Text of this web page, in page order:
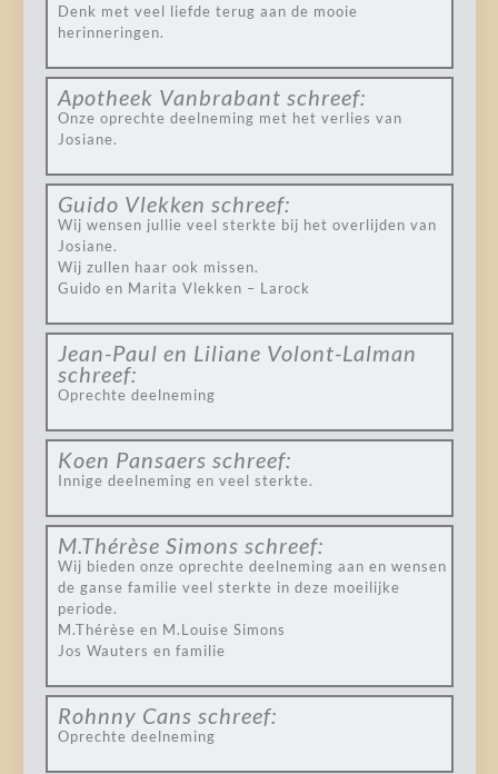
Denk met veel liefde terug aan de mooie
herinneringen.
Apotheek Vanbrabant schreef:
Onze oprechte deelneming met het verlies van
Josiane.
Guido Vlekken schreef:
Wij wensen jullie veel sterkte bij het overlijden van
Josiane.
Wij zullen haar ook missen.
Guido en Marita Vlekken – Larock
Jean-Paul en Liliane Volont-Lalman
schreef:
Oprechte deelneming
Koen Pansaers schreef:
Innige deelneming en veel sterkte.
M.Thérèse Simons schreef:
Wij bieden onze oprechte deelneming aan en wensen
de ganse familie veel sterkte in deze moeilijke
periode.
M.Thérèse en M.Louise Simons
Jos Wauters en familie
Rohnny Cans schreef:
Oprechte deelneming